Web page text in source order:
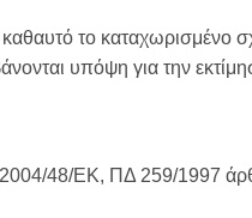
το καταχωρισμένο
υπόψη για την
48/ΕΚ, ΠΔ 259/1997